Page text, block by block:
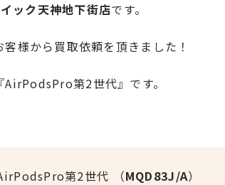
ック天神地下街店です。
様から買取依頼を頂きました！
第2世代』です。
第2世代 （MQD83J/A）